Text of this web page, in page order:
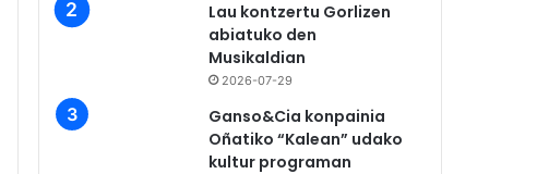
Lau kontzertu Gorlizen
abiatuko den
Musikaldian
2026-07-29
Ganso&Cia konpainia
Oñatiko “Kalean” udako
kultur programan